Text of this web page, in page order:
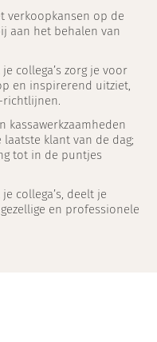
verkoopkansen op de
aan het behalen van
collega’s zorg je voor
en inspirerend uitziet,
richtlijnen.
kassawerkzaamheden
klant van de dag;
tot in de puntjes
collega’s, deelt je
en professionele